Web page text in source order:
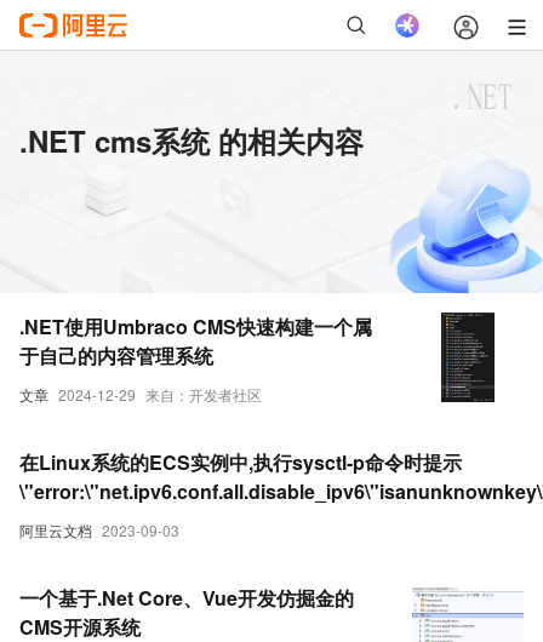
.NET cms系统 的相关内容
文章 2024-12-29 来自：开发者社区
.NET使用Umbraco CMS快速构建一个属
于自己的内容管理系统
阿里云文档 2023-09-03
在Linux系统的ECS实例中,执行sysctl-p命令时提示
误怎么办_云服务器 ECS(ECS)
一个基于.Net Core、Vue开发仿掘金的
CMS开源系统